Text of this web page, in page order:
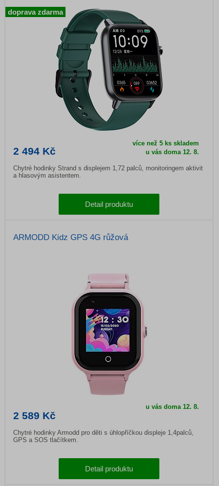
2 494 Kč
více než 5 ks skladem
u vás doma12. 8.
Chytré hodinky Strand s displejem 1,72 palců, monitoringem aktivit
a hlasovým asistentem.
Detail produktu
doprava zdarma
ARMODD Kidz GPS 4G růžová
2 589 Kč
u vás doma12. 8.
Chytré hodinky Armodd pro děti s úhlopříčkou displeje 1,4palců,
GPS a SOS tlačítkem.
Detail produktu